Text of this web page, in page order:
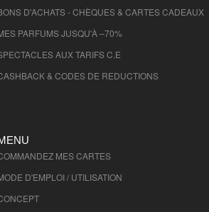
D'ACHATS - CHÈQUES & CARTES CADEAUX
PARFUMS JUSQU'À –70%
AUX TARIFS C.E
& CODES DE REDUCTIONS
MES CARTES
D'EMPLOI / UTILISATION